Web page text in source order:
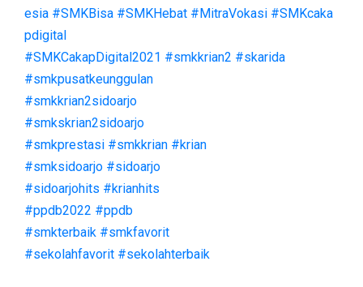
esia #SMKBisa #SMKHebat #MitraVokasi #SMKcaka
pdigital
#SMKCakapDigital2021 #smkkrian2 #skarida
#smkpusatkeunggulan
#smkkrian2sidoarjo
#smkskrian2sidoarjo
#smkprestasi #smkkrian #krian
#smksidoarjo #sidoarjo
#sidoarjohits #krianhits
#ppdb2022 #ppdb
#smkterbaik #smkfavorit
#sekolahfavorit #sekolahterbaik